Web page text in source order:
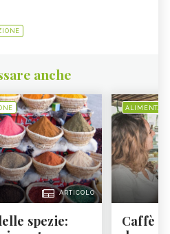
anche
ARTICOLO
spezie:
Caffè